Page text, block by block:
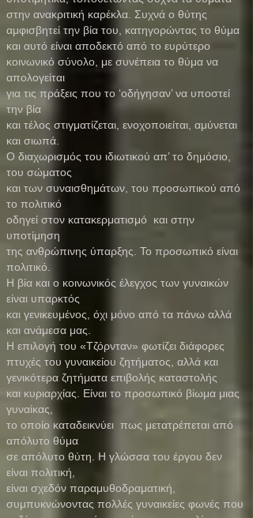
στην ανακριτική καρέκλα. Συχνά ο θύτης
αμφισβητεί την βία του, κατηγορώντας το θύμα
και αυτό είναι αποδεκτό από το ευρύτερο
κοινωνικό σύνολο, με συνέπεια το θύμα να
απολογείται
για τις πράξεις που το ‘οδήγησαν’ να υποστεί
την βία
και τέλος στιγματίζεται, ενοχοποιείται, αμύνεται
και σιωπά.
Ο διαχωρισμός του ιδιωτικού απ’ το δημόσιο,
του σώματος
και των συναισθημάτων, του προσωπικού από
το πολιτικό
οδηγεί στον κατακερματισμό και στην
υποτίμηση
της ανθρώπινης ύπαρξης. Το προσωπικό είναι
πολιτικό.
Η βία και ο κοινωνικός έλεγχος των γυναικών
είναι υπαρκτός
και γενικευμένος, όχι μόνο από τα πάνω αλλά
και ανάμεσα μας.
Η επιλογή του «Τζόρνταν» φωτίζει διάφορες
πτυχές του γυναικείου ζητήματος, αλλά και
γενικότερα ζητήματα επιβολής καταστολής
και κυριαρχίας. Είναι το προσωπικό βίωμα μιας
γυναίκας,
το οποίο καταδεικνύει πως μετατρέπεται από
απόλυτο θύμα
σε απόλυτο θύτη. Η γλώσσα του έργου δεν
είναι πολιτική,
είναι σχεδόν παραμυθοδραματική,
συμπυκνώνοντας πολλές γυναικείες φωνές που